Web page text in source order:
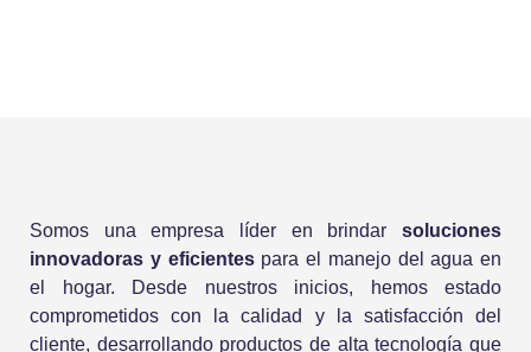
Somos una empresa líder en brindar soluciones
innovadoras y eficientespara el manejo del agua en
el hogar. Desde nuestros inicios, hemos estado
comprometidos con la calidad y la satisfacción del
cliente, desarrollando productos de alta tecnología que